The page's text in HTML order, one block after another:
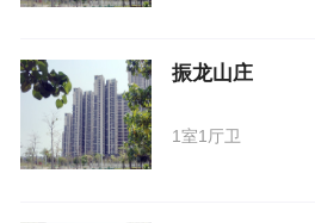
振龙山庄
1室1厅卫